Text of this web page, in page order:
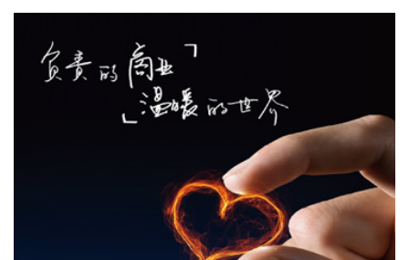
于季节性水平0.6个百分点。食品中，鲜菜价格上涨1.3%，鸡
蛋价格下降2.1%，均明显低于季节性水平；应季水果大量上
市，市场供应充足，鲜果价格下降3.8%，影响CPI环比下降约
0.07个百分点；生猪产能综合调控政策效应显现，叠加部分地
区高温、强降雨等极端天气频发推高运输成本等因素，猪肉价
格由上月下降0.8%转为上涨4.1%，影响CPI环比上涨约0.07个
百分点。人工智能推动消费电子产品迭代升级，相关产品需求
增加、价格上涨，平板电脑、计算机和移动电话机价格分别上
涨11.3%、5.5%和1.0%，合计影响CPI环比上涨约0.03个百分
点。服务价格由上月持平转为上涨0.4%，影响CPI环比上涨约